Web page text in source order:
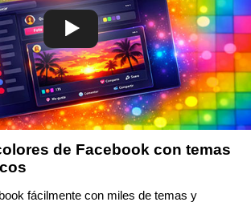
de Facebook con temas
fácilmente con miles de temas y